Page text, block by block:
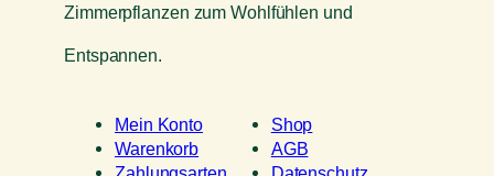
Zimmerpflanzen zum Wohlfühlen und
Entspannen.
Mein Konto
Warenkorb
Shop
AGB